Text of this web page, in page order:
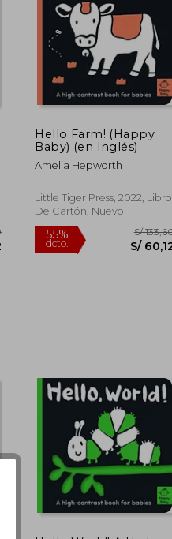
S/ 133,60
S/ 60,12
55%
dcto.
S/ 133,60
Hello Farm! (Happy
Baby) (en Inglés)
Amelia Hepworth
Little Tiger Press, 2022, Libro
De Cartón, Nuevo
55%
dcto.